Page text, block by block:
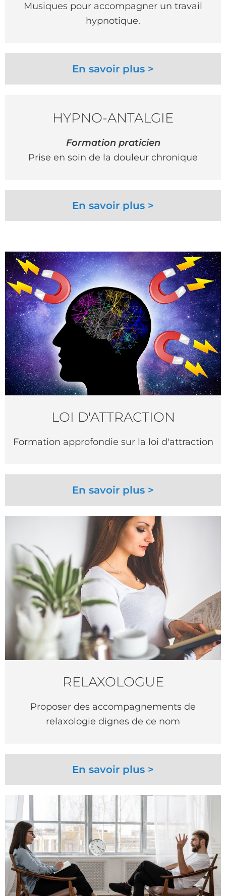
Musiques pour accompagner un travail
hypnotique.
En savoir plus >
HYPNO-ANTALGIE
Formation praticien
Prise en soin de la douleur chronique
En savoir plus >
LOI D'ATTRACTION
Formation approfondie sur la loi d'attraction
En savoir plus >
RELAXOLOGUE
Proposer des accompagnements de
relaxologie dignes de ce nom
En savoir plus >